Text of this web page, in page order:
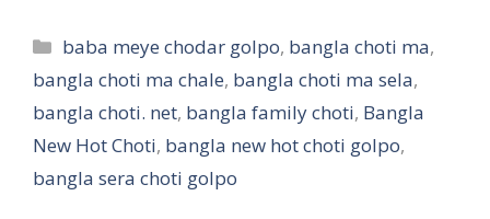
Categories
baba meye chodar golpo, bangla choti ma,
bangla choti ma chale, bangla choti ma sela,
bangla choti. net, bangla family choti, Bangla
New Hot Choti, bangla new hot choti golpo,
bangla sera choti golpo